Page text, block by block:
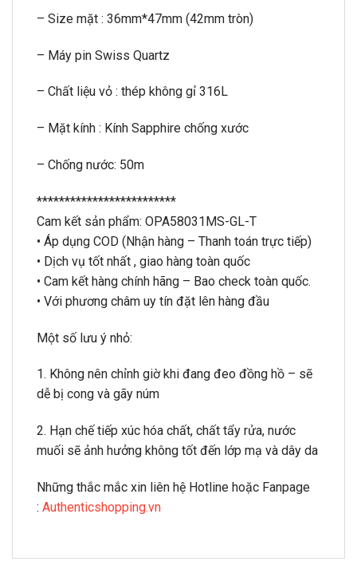
– Size mặt : 36mm*47mm (42mm tròn)
– Máy pin Swiss Quartz
– Chất liệu vỏ : thép không gỉ 316L
– Mặt kính : Kính Sapphire chống xước
– Chống nước: 50m
*************************
Cam kết sản phẩm: OPA58031MS-GL-T
• Áp dụng COD (Nhận hàng – Thanh toán trực tiếp)
• Dịch vụ tốt nhất , giao hàng toàn quốc
• Cam kết hàng chính hãng – Bao check toàn quốc.
• Với phương châm uy tín đặt lên hàng đầu
Một số lưu ý nhỏ:
1. Không nên chỉnh giờ khi đang đeo đồng hồ – sẽ
dễ bị cong và gãy núm
2. Hạn chế tiếp xúc hóa chất, chất tẩy rửa, nước
muối sẽ ảnh hưởng không tốt đến lớp mạ và dây da
Những thắc mắc xin liên hệ Hotline hoặc Fanpage
: Authenticshopping.vn